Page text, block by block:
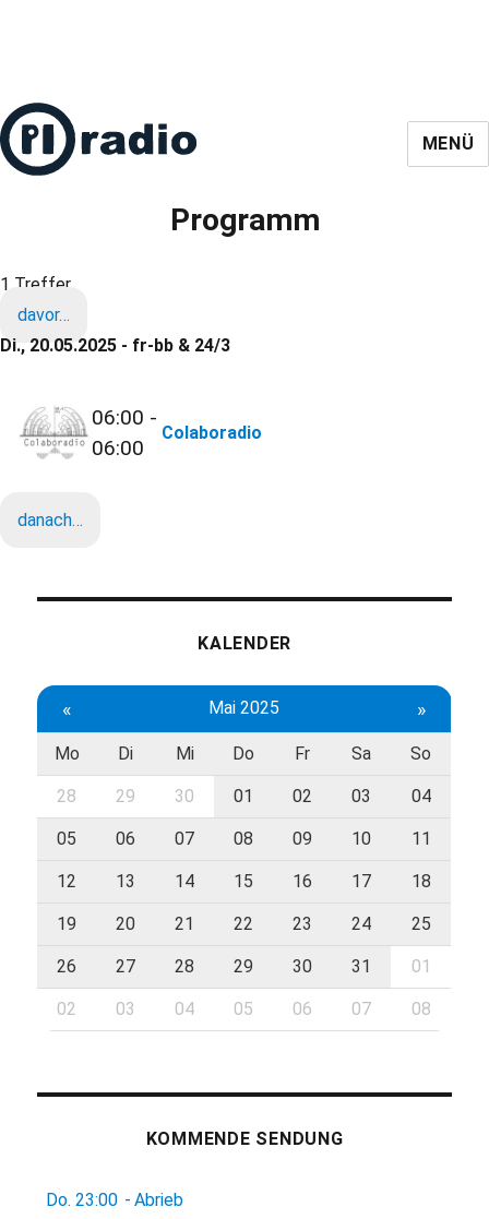
MENÜ
Programm
1 Treffer
davor…
Di., 20.05.2025 - fr-bb & 24/3
06:00 -
06:00
Colaboradio
danach…
KALENDER
« Mai 2025 »
Mo Di Mi Do Fr Sa So
28 29 30 01 02 03 04
05 06 07 08 09 10 11
12 13 14 15 16 17 18
19 20 21 22 23 24 25
26 27 28 29 30 31 01
02 03 04 05 06 07 08
KOMMENDE SENDUNG
Do. 23:00 - Abrieb